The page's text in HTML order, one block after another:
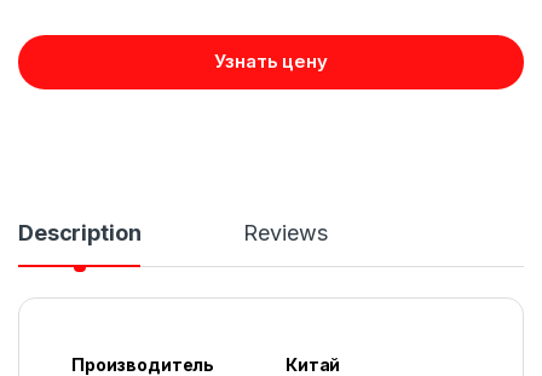
Узнать цену
Description Reviews
Производитель Китай